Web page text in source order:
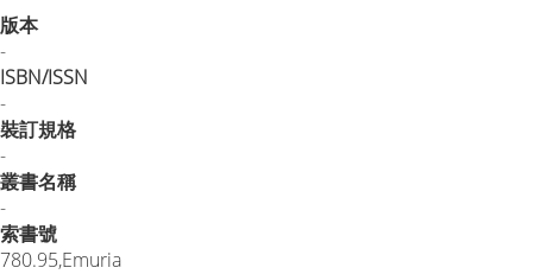
版本
-
ISBN/ISSN
-
裝訂規格
-
叢書名稱
-
索書號
780.95,Emuria